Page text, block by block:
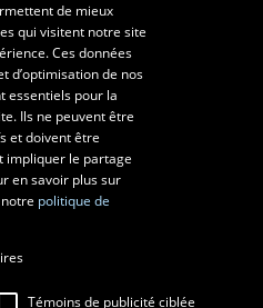
du territoire et de développement
et développement
de mieux
qui visitent notre site
Ces données
d’optimisation de nos
essentiels pour la
Ils ne peuvent être
et doivent être
impliquer le partage
en savoir plus sur
politique de
Témoins de publicité ciblée